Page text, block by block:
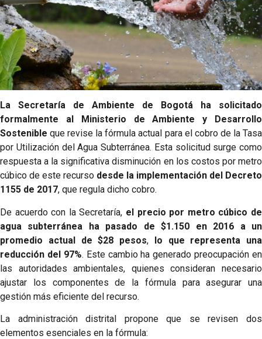
La Secretaría de Ambiente de Bogotá ha solicitado
formalmente al Ministerio de Ambiente y Desarrollo
Sostenible que revise la fórmula actual para el cobro de la Tasa
por Utilización del Agua Subterránea. Esta solicitud surge como
respuesta a la significativa disminución en los costos por metro
cúbico de este recurso desde la implementación del Decreto
1155 de 2017, que regula dicho cobro.
De acuerdo con la Secretaría, el precio por metro cúbico de
agua subterránea ha pasado de $1.150 en 2016 a un
promedio actual de $28 pesos, lo que representa una
reducción del 97%. Este cambio ha generado preocupación en
las autoridades ambientales, quienes consideran necesario
ajustar los componentes de la fórmula para asegurar una
gestión más eficiente del recurso.
La administración distrital propone que se revisen dos
elementos esenciales en la fórmula: